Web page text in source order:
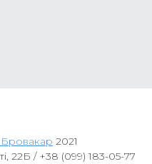
2021
22Б /+38 (099) 183-05-77